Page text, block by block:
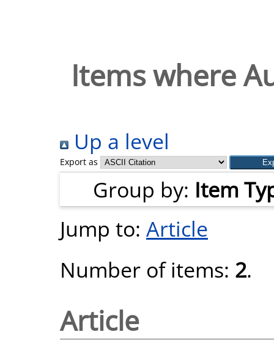
Items where
Up a level
Export as
Group by: Item
Jump to: Article
Number of items: 2.
Article